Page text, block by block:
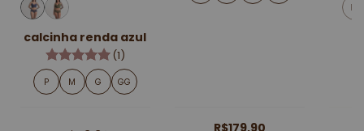
calcinha renda azul
(1)
P M G GG
R$179,90
PP